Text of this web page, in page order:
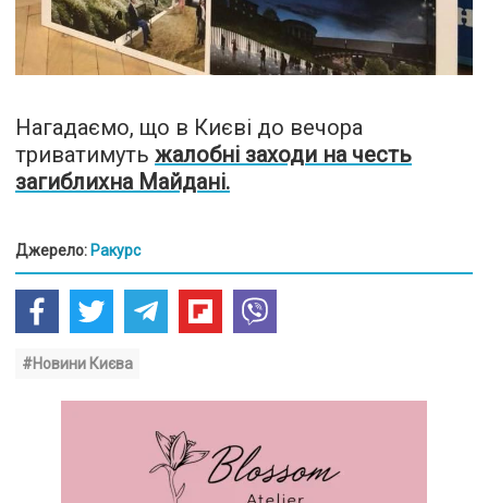
Нагадаємо, що в Києві до вечора
триватимуть жалобні заходи на честь
загиблихна Майдані.
Джерело: Ракурс
#Новини Києва